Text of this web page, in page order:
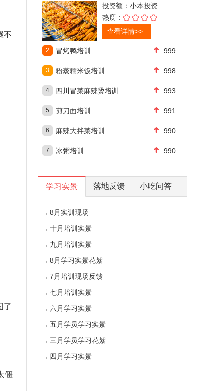
不
了
僵
投资额： 小本投资
热度：
查看详情>>
2 冒烤鸭培训 999
3 粉蒸糯米饭培训 998
4 四川冒菜麻辣烫培训 993
5 剪刀面培训 991
6 麻辣大拌菜培训 990
7 冰粥培训 990
学习实景 落地反馈 小吃问答
8月实训现场
十月培训实景
九月培训实景
8月学习实景花絮
7月培训现场反馈
七月培训实景
六月学习实景
五月学员学习实景
三月学员学习花絮
四月学习实景